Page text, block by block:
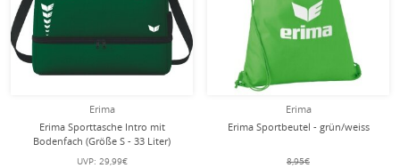
Erima
Erima Sporttasche Intro mit
Bodenfach (Größe S - 33 Liter)
smaragdgrün 40x25x33cm
UVP: 29,99€
Erima
Erima Sportbeutel - grün/weiss
8,95€